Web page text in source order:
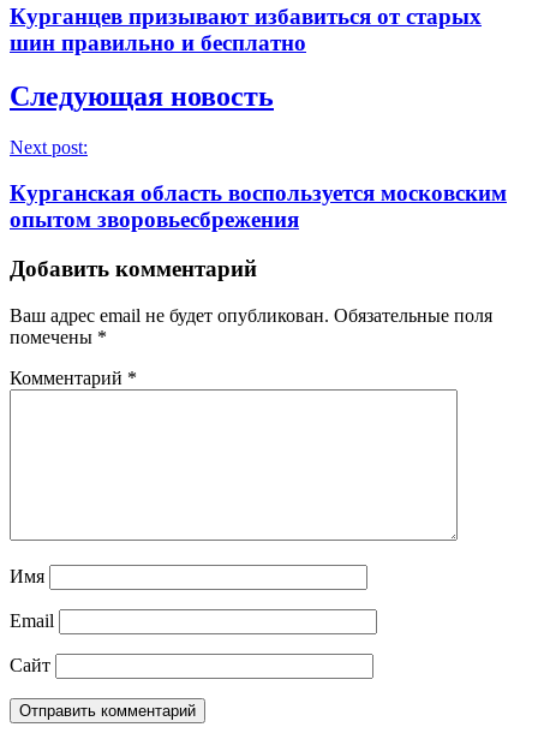
Курганцев призывают избавиться от старых
шин правильно и бесплатно
Следующая новость
Next post:
Курганская область воспользуется московским
опытом зворовьесбрежения
Добавить комментарий
Ваш адрес email не будет опубликован. Обязательные поля
помечены *
Комментарий *
Имя
Email
Сайт